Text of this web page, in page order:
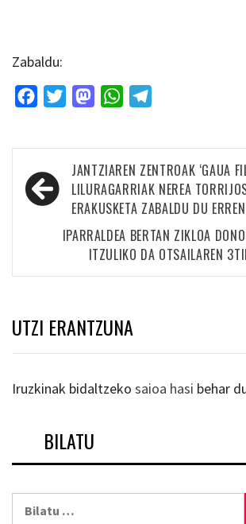
Zabaldu:
FacebookTwitterMastodonWhatsApp
Bidalketetan
zehar
nabigatu
JANTZIAREN ZENTROAK ‘GAUA
LILURAGARRIAK NEREA
ERAKUSKETA ZABALDU DU
IPARRALDEA BERTAN ZIKLOA
ITZULIKO DA OTSAILAREN
UTZI ERANTZUNA
Iruzkinak bidaltzeko saioa hasi behar
BILATU